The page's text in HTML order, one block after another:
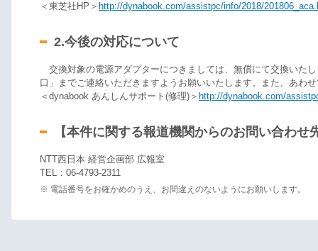
＜東芝社HP＞ http://dynabook.com/assistpc/info/2018/
2.今後の対応について
交換対象の電源アダプターにつきましては、無償にて交換いた
口」までご連絡いただきますようお願いいたします。また、あわ
＜dynabook あんしんサポート(修理)＞ http://dynabook.com/
【本件に関する報道機関からのお問い合わせ
NTT西日本 経営企画部 広報室
TEL：06-4793-2311
※ 電話番号をお確かめのうえ、お間違えのないようにお願いします。